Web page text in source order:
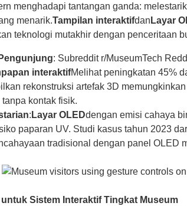
menghadapi tantangan ganda:
menarik.Tampilan interaktifdan Layar
teknologi mutakhir dengan penceritaan
: Subreddit r/MuseumTech
papan interaktifMelihat peningkatan 45%
rekonstruksi artefak 3D
kontak fisik.
: Layar OLEDdengan emisi cahaya
paparan UV. Studi kasus tahun 2023
tradisional dengan panel OLED
Sistem Interaktif Tingkat Museum